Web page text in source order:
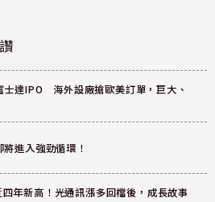
士達IPO 海外設廠搶歐美訂單，巨大、
進入強勁循環！
年新高！光通訊漲多回檔後，成長故事